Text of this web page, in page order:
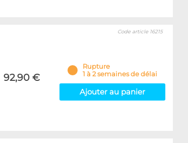
92,90 €
Code article 16215
Rupture
1 à 2 semaines de délai
Ajouter au panier